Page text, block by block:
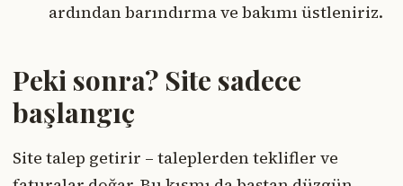
ardından barındırma ve bakımı üstleniriz.
Peki sonra? Site sadece
başlangıç
Site talep getirir – taleplerden teklifler ve